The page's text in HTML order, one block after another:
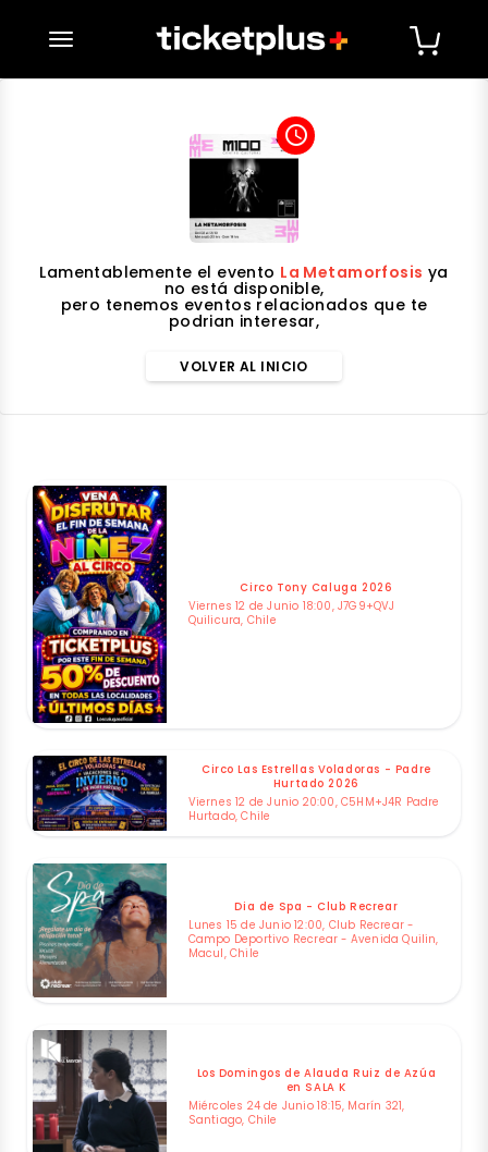
desplegar navegación
access_time
Lamentablemente el evento La Metamorfosis ya
no está disponible,
pero tenemos eventos relacionados que te
podrian interesar,
VOLVER AL INICIO
Circo Tony Caluga 2026
Viernes 12 de Junio 18:00, J7G9+QVJ
Quilicura, Chile
Circo Las Estrellas Voladoras - Padre
Hurtado 2026
Viernes 12 de Junio 20:00, C5HM+J4R Padre
Hurtado, Chile
Dia de Spa - Club Recrear
Lunes 15 de Junio 12:00, Club Recrear -
Campo Deportivo Recrear - Avenida Quilin,
Macul, Chile
Los Domingos de Alauda Ruiz de Azúa
en SALA K
Miércoles 24 de Junio 18:15, Marín 321,
Santiago, Chile